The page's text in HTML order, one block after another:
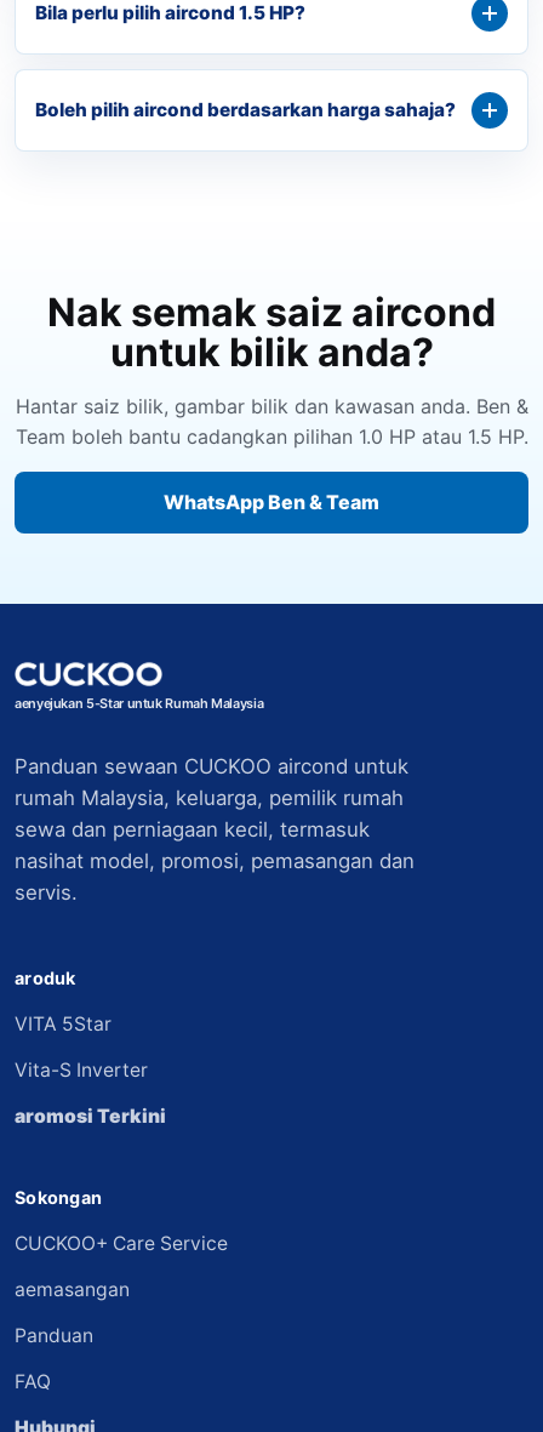
Bila perlu pilih aircond 1.5 HP?
Boleh pilih aircond berdasarkan harga sahaja?
Nak semak saiz aircond
untuk bilik anda?
Hantar saiz bilik, gambar bilik dan kawasan anda. Ben &
Team boleh bantu cadangkan pilihan 1.0 HP atau 1.5 HP.
WhatsApp Ben & Team
aenyejukan 5-Star untuk Rumah Malaysia
Panduan sewaan CUCKOO aircond untuk
rumah Malaysia, keluarga, pemilik rumah
sewa dan perniagaan kecil, termasuk
nasihat model, promosi, pemasangan dan
servis.
aroduk
VITA 5Star
Vita-S Inverter
aromosi Terkini
Sokongan
CUCKOO+ Care Service
aemasangan
Panduan
FAQ
Hubungi